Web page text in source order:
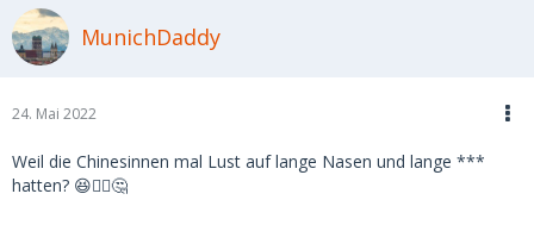
MunichDaddy
24. Mai 2022
Weil die Chinesinnen mal Lust auf lange Nasen und lange ***
hatten? 😆🤷‍♂️🤔